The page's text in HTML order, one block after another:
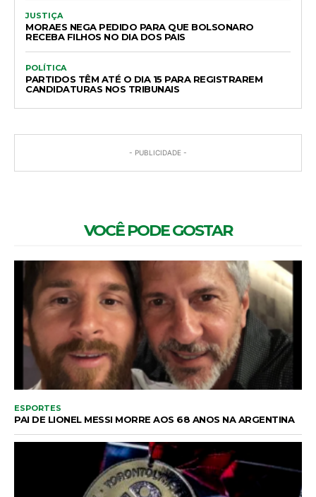
JUSTIÇA
MORAES NEGA PEDIDO PARA QUE BOLSONARO
RECEBA FILHOS NO DIA DOS PAIS
POLÍTICA
PARTIDOS TÊM ATÉ O DIA 15 PARA REGISTRAREM
CANDIDATURAS NOS TRIBUNAIS
- PUBLICIDADE -
VOCÊ PODE GOSTAR
ESPORTES
PAI DE LIONEL MESSI MORRE AOS 68 ANOS NA ARGENTINA